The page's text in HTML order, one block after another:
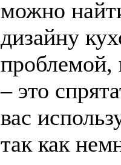
можно
дизайну
проблемой,
– это
вас
так как